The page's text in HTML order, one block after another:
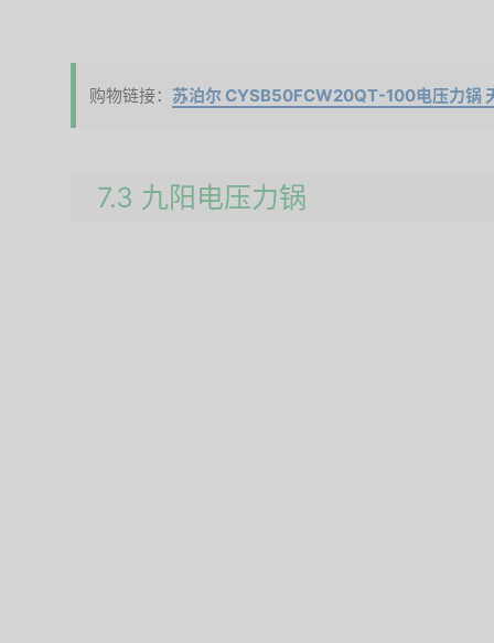
购物链接： 苏泊尔 CYSB50FCW20QT-100电压力锅
7.3 九阳电压力锅